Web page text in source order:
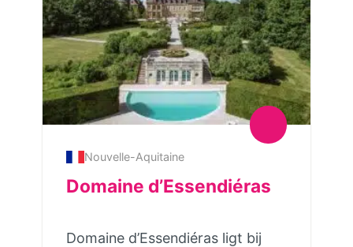
Nouvelle-Aquitaine
Domaine d’Essendiéras
Domaine d’Essendiéras ligt bij